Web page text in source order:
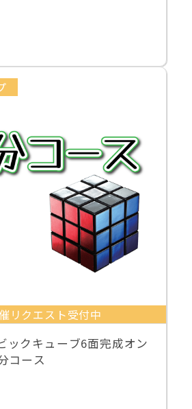
リクエスト受付中
ックキューブ6面完成オン
コース